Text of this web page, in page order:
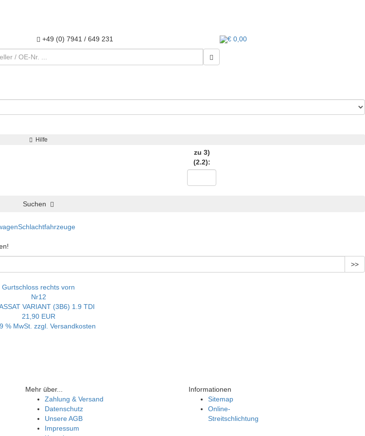
+49 (0) 7941 / 649 231
€ 0,00
Hilfe
zu 3)
(2.2):
Suchen
Schlachtfahrzeuge
>>
Gurtschloss rechts vorn
Nr12
VARIANT (3B6) 1.9 TDI
21,90 EUR
% MwSt. zzgl. Versandkosten
Mehr über...
Zahlung & Versand
Datenschutz
Unsere AGB
Impressum
Informationen
Sitemap
Online-
Streitschlichtung